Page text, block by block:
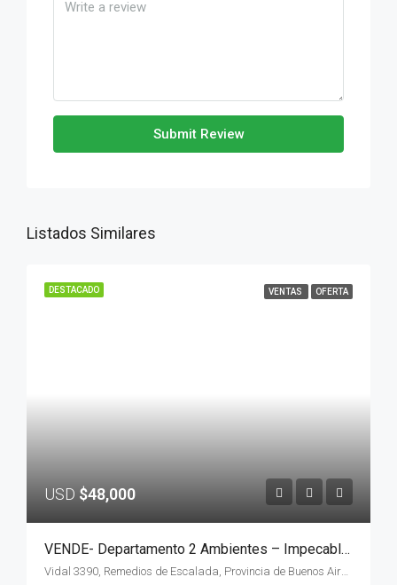
Submit Review
Listados Similares
DESTACADO VENTAS OFERTA
USD $48,000
VENDE- Departamento 2 Ambientes – Impecable – Apto Credito
Vidal 3390, Remedios de Escalada, Provincia de Buenos Aires, Argentina